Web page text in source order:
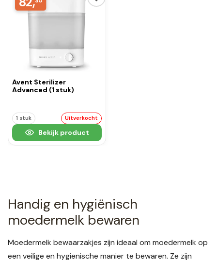
Avent Sterilizer
Advanced (1 stuk)
1 stuk Uitverkocht
Bekijk product
Handig en hygiënisch
moedermelk bewaren
Moedermelk bewaarzakjes zijn ideaal om moedermelk op
een veilige en hygiënische manier te bewaren. Ze zijn